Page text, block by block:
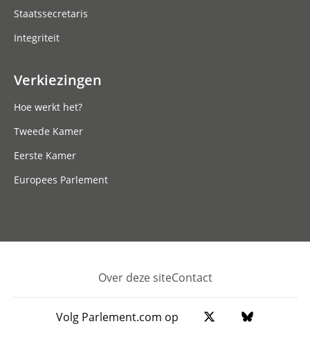
Staatssecretaris
Integriteit
Verkiezingen
Hoe werkt het?
Tweede Kamer
Eerste Kamer
Europees Parlement
Footer
Over deze siteContact
Volg Parlement.com op